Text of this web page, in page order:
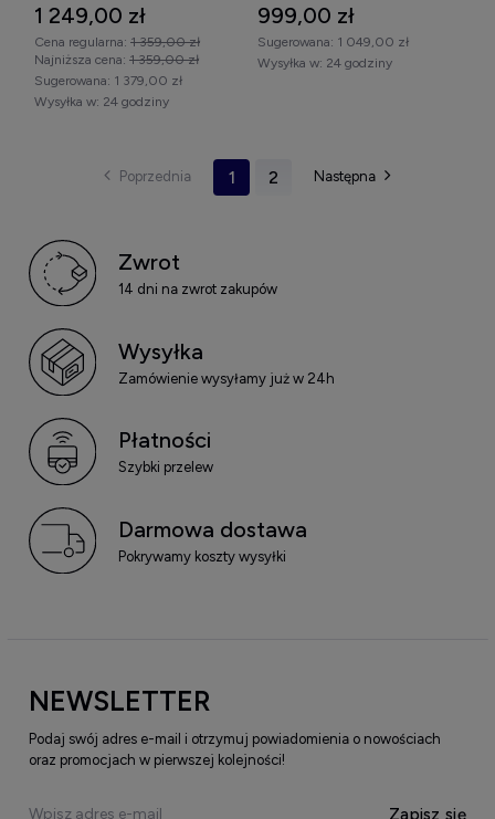
1 249,00 zł
Cena regularna: 1 359,00 zł
Najniższa cena: 1 359,00 zł
Wysyłka w: 24 godziny
Sugerowana: 1 379,00 zł
999,00 zł
Wysyłka w: 24 godziny
Sugerowana: 1 049,00 zł
1 2
Zwrot
14 dni na zwrot zakupów
Wysyłka
Zamówienie wysyłamy już w 24h
Płatności
Szybki przelew
Darmowa dostawa
Pokrywamy koszty wysyłki
NEWSLETTER
Podaj swój adres e-mail i otrzymuj powiadomienia o nowościach
oraz promocjach w pierwszej kolejności!
Zapisz się